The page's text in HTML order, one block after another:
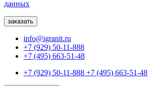
данных
info@igranit.ru
+7 (929) 50-11-888
+7 (495) 663-51-48
+7 (929) 50-11-888 +7 (495) 663-51-48